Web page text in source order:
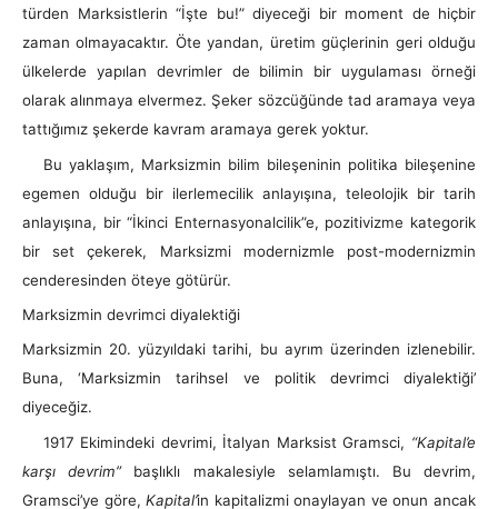
türden Marksistlerin “İşte bu!” diyeceği bir moment de hiçbir
zaman olmayacaktır. Öte yandan, üretim güçlerinin geri olduğu
ülkelerde yapılan devrimler de bilimin bir uygulaması örneği
olarak alınmaya elvermez. Şeker sözcüğünde tad aramaya veya
tattığımız şekerde kavram aramaya gerek yoktur.
Bu yaklaşım, Marksizmin bilim bileşeninin politika bileşenine
egemen olduğu bir ilerlemecilik anlayışına, teleolojik bir tarih
anlayışına, bir “İkinci Enternasyonalcilik”e, pozitivizme kategorik
bir set çekerek, Marksizmi modernizmle post-modernizmin
cenderesinden öteye götürür.
Marksizmin devrimci diyalektiği
Marksizmin 20. yüzyıldaki tarihi, bu ayrım üzerinden izlenebilir.
Buna, ‘Marksizmin tarihsel ve politik devrimci diyalektiği’
diyeceğiz.
1917 Ekimindeki devrimi, İtalyan Marksist Gramsci, “Kapital’e
karşı devrim”başlıklı makalesiyle selamlamıştı. Bu devrim,
Gramsci’ye göre,Kapital’in kapitalizmi onaylayan ve onun ancak